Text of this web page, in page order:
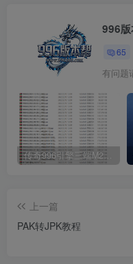
996
65
有问题
传奇996引擎三端M2各期引擎包合集(持续更新)
上一篇
PAK转JPK教程